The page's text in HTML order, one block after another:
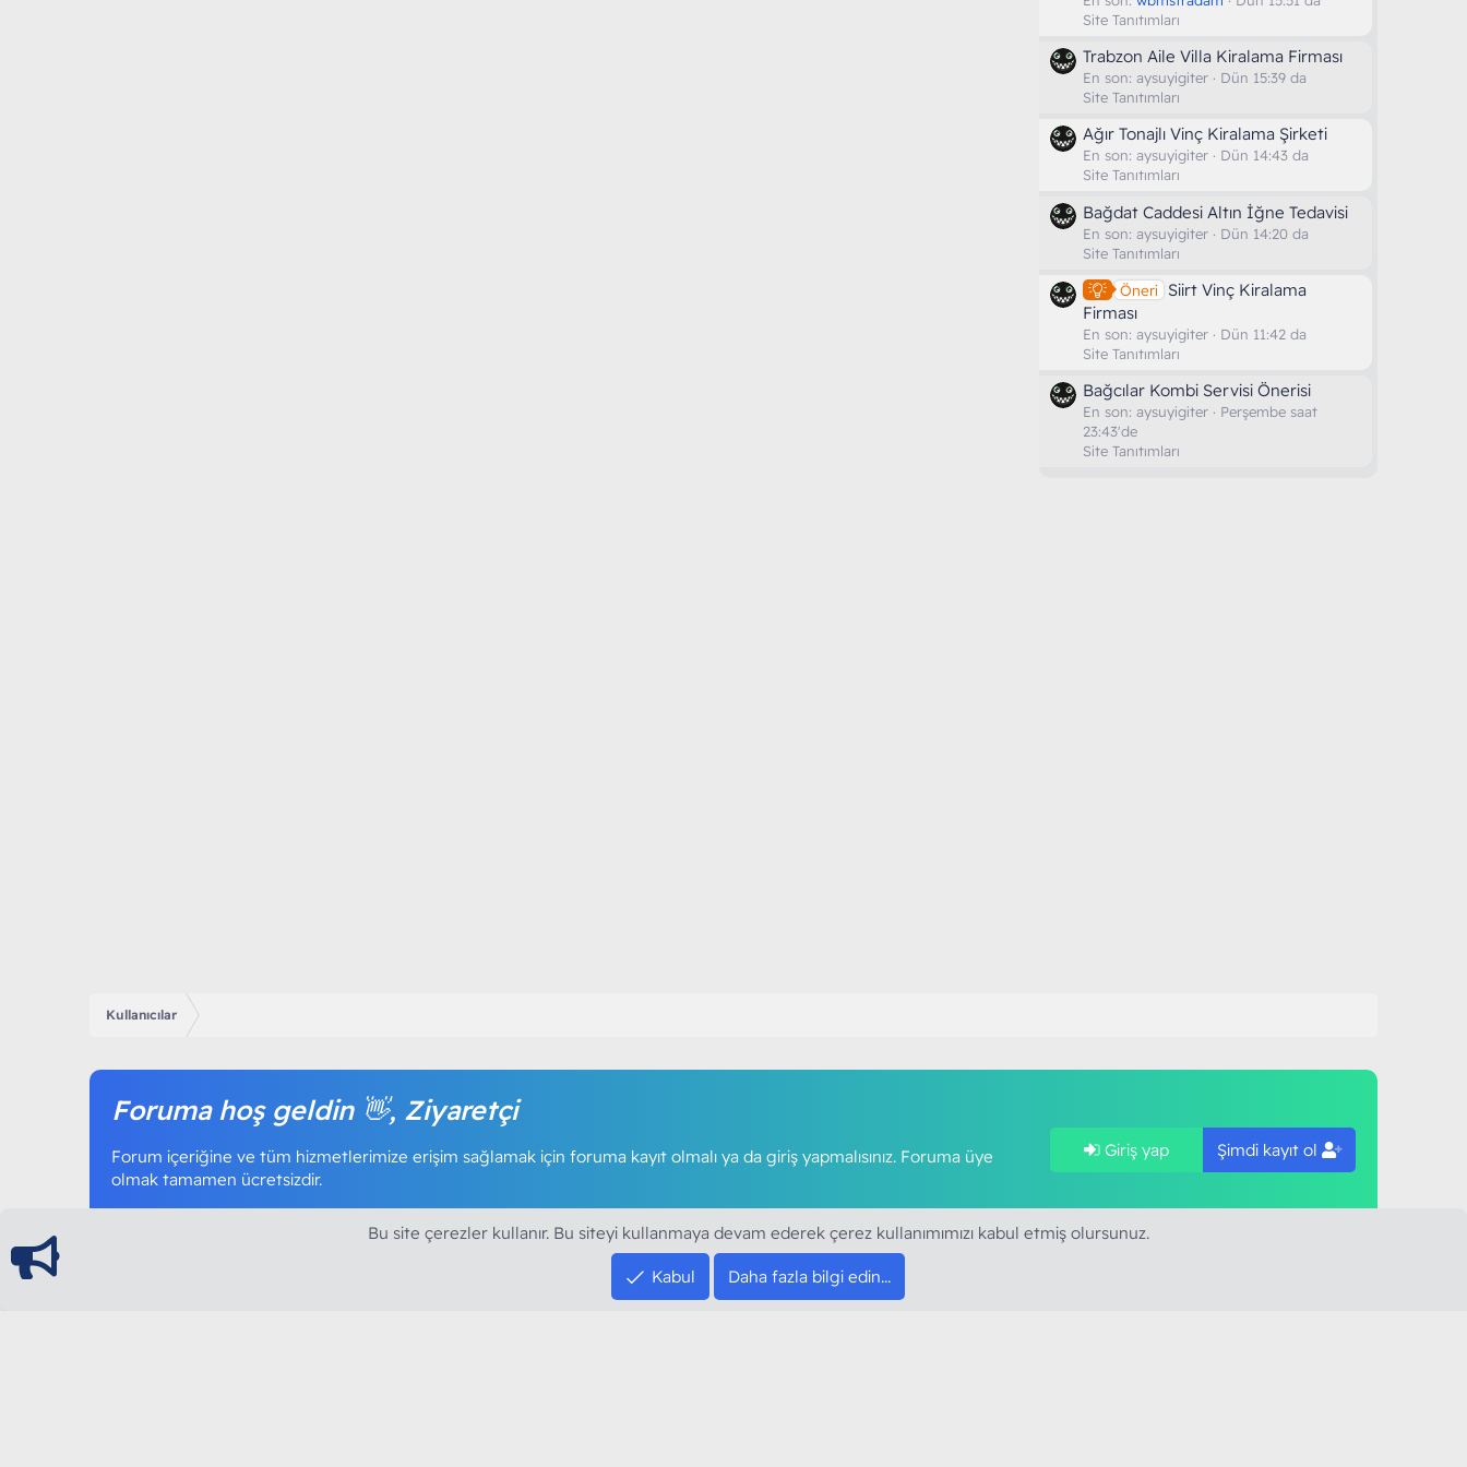
Site Tanıtımları
Trabzon Aile Villa Kiralama Firması
En son: aysuyigiter
Dün 15:39 da
Site Tanıtımları
Ağır Tonajlı Vinç Kiralama Şirketi
En son: aysuyigiter
Dün 14:43 da
Site Tanıtımları
Bağdat Caddesi Altın İğne Tedavisi
En son: aysuyigiter
Dün 14:20 da
Site Tanıtımları
Öneri
Siirt Vinç Kiralama
Firması
En son: aysuyigiter
Dün 11:42 da
Site Tanıtımları
Bağcılar Kombi Servisi Önerisi
En son: aysuyigiter
Perşembe saat
23:43'de
Site Tanıtımları
Kullanıcılar
Foruma hoş geldin 👋, Ziyaretçi
Forum içeriğine ve tüm hizmetlerimize erişim sağlamak için foruma kayıt olmalı ya da giriş yapmalısınız. Foruma üye
olmak tamamen ücretsizdir.
Giriş yap Şimdi kayıt ol
Bu site çerezler kullanır. Bu siteyi kullanmaya devam ederek çerez kullanımımızı kabul etmiş olursunuz.
Kabul Daha fazla bilgi edin…